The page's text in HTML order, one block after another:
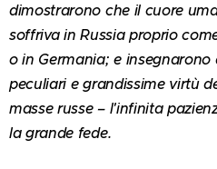
dimostrarono che il cuore
soffriva in Russia proprio
o in Germania; e
peculiari e grandissime virtù
masse russe – l'infinita
la grande fede.